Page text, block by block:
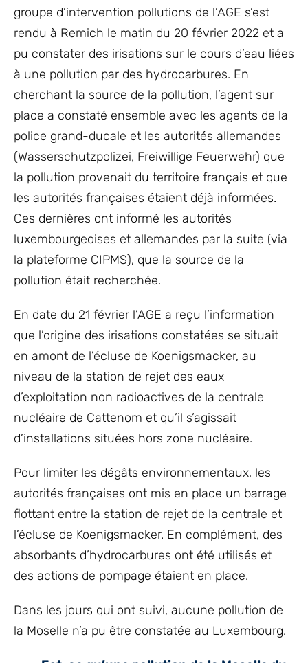
groupe d’intervention pollutions de l’AGE s’est
rendu à Remich le matin du 20 février 2022 et a
pu constater des irisations sur le cours d’eau liées
à une pollution par des hydrocarbures. En
cherchant la source de la pollution, l’agent sur
place a constaté ensemble avec les agents de la
police grand-ducale et les autorités allemandes
(Wasserschutzpolizei, Freiwillige Feuerwehr) que
la pollution provenait du territoire français et que
les autorités françaises étaient déjà informées.
Ces dernières ont informé les autorités
luxembourgeoises et allemandes par la suite (via
la plateforme CIPMS), que la source de la
pollution était recherchée.
En date du 21 février l’AGE a reçu l’information
que l’origine des irisations constatées se situait
en amont de l’écluse de Koenigsmacker, au
niveau de la station de rejet des eaux
d’exploitation non radioactives de la centrale
nucléaire de Cattenom et qu’il s’agissait
d’installations situées hors zone nucléaire.
Pour limiter les dégâts environnementaux, les
autorités françaises ont mis en place un barrage
flottant entre la station de rejet de la centrale et
l’écluse de Koenigsmacker. En complément, des
absorbants d’hydrocarbures ont été utilisés et
des actions de pompage étaient en place.
Dans les jours qui ont suivi, aucune pollution de
la Moselle n’a pu être constatée au Luxembourg.